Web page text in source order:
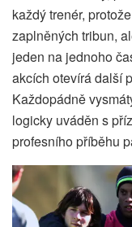
každý trenér,
zaplněných tribun,
jeden na jednoho
akcích otevírá další
Každopádně
logicky uváděn s
profesního příběhu